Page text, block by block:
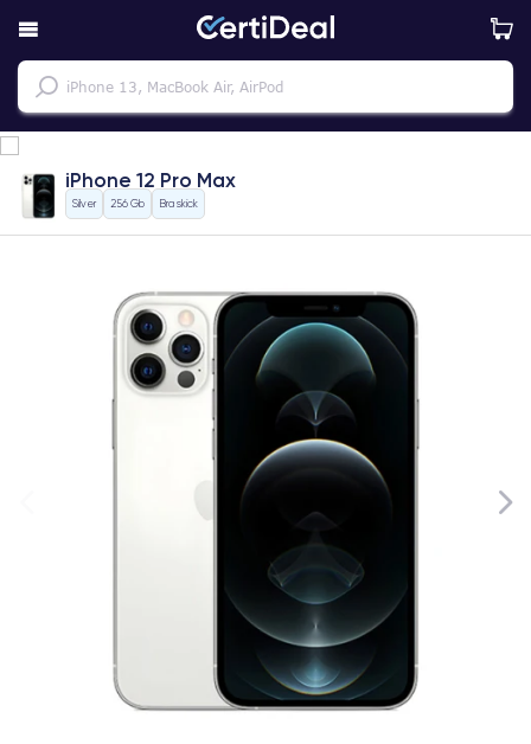
iPhone 12 Pro Max
Silver 256 Gb Bra skick